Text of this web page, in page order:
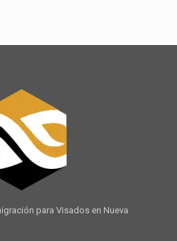
para Visados en Nueva